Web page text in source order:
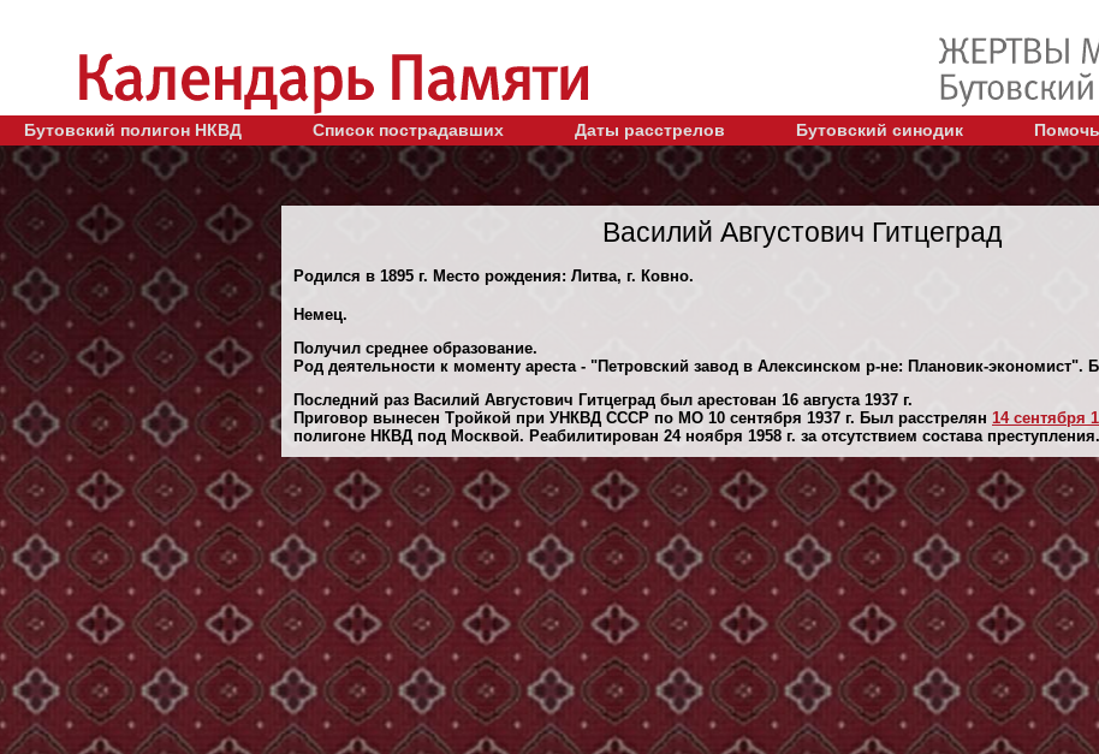
Бутовский полигон НКВД Список пострадавших Даты расстрелов Бутовский синодик
Василий Августович Гитцеград
Родился в 1895 г. Место рождения: Литва, г. Ковно.
Немец.
Получил среднее образование.
Род деятельности к моменту ареста - "Петровский завод в Алексинском р-не: Плановик-экономист".
Последний раз Василий Августович Гитцеград был арестован 16 августа 1937 г.
Приговор вынесен Тройкой при УНКВД СССР по МО 10 сентября 1937 г. Был расстрелян 14 сентября
полигоне НКВД под Москвой. Реабилитирован 24 ноября 1958 г. за отсутствием состава преступления.